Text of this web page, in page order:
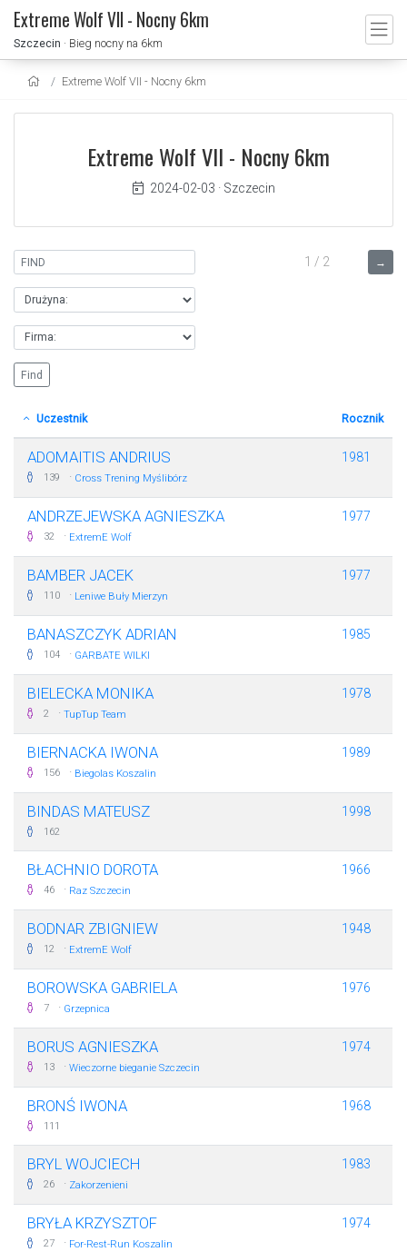
Extreme Wolf VII - Nocny 6km
Szczecin · Bieg nocny na 6km
Extreme Wolf VII - Nocny 6km
Extreme Wolf VII - Nocny 6km
2024-02-03 · Szczecin
→
1 / 2
Uczestnik Rocznik
ADOMAITIS ANDRIUS
139 · Cross Trening Myślibórz
1981
ANDRZEJEWSKA AGNIESZKA
32 · ExtremE Wolf
1977
BAMBER JACEK
110 · Leniwe Buły Mierzyn
1977
BANASZCZYK ADRIAN
104 · GARBATE WILKI
1985
BIELECKA MONIKA
2 · TupTup Team
1978
BIERNACKA IWONA
156 · Biegolas Koszalin
1989
BINDAS MATEUSZ
162
1998
BŁACHNIO DOROTA
46 · Raz Szczecin
1966
BODNAR ZBIGNIEW
12 · ExtremE Wolf
1948
BOROWSKA GABRIELA
7 · Grzepnica
1976
BORUS AGNIESZKA
13 · Wieczorne bieganie Szczecin
1974
BRONŚ IWONA
111
1968
BRYL WOJCIECH
26 · Zakorzenieni
1983
BRYŁA KRZYSZTOF
27 · For-Rest-Run Koszalin
1974